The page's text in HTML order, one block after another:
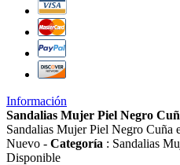
Información
Sandalias Mujer Piel Negro
Sandalias Mujer Piel Negro Cuña
Nuevo - Categoría : Sandalias
Disponible